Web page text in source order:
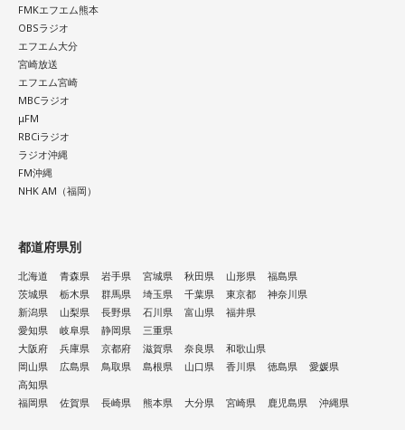
FMKエフエム熊本
OBSラジオ
エフエム大分
宮崎放送
エフエム宮崎
MBCラジオ
μFM
RBCiラジオ
ラジオ沖縄
FM沖縄
NHK AM（福岡）
都道府県別
北海道 青森県 岩手県 宮城県 秋田県 山形県
福島県
茨城県
栃木県 群馬県 埼玉県 千葉県 東京都
神奈川県
新潟県
山梨県 長野県 石川県 富山県
福井県
愛知県
岐阜県 静岡県
三重県
大阪府
兵庫県 京都府 滋賀県 奈良県
和歌山県
岡山県
広島県 鳥取県 島根県 山口県 香川県 徳島県
愛媛県
高知県
福岡県
佐賀県 長崎県 熊本県 大分県 宮崎県 鹿児島県 沖縄県